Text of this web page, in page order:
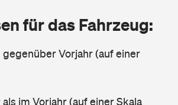
für das Fahrzeug:
Vorjahr (auf einer
im Vorjahr (auf einer Skala